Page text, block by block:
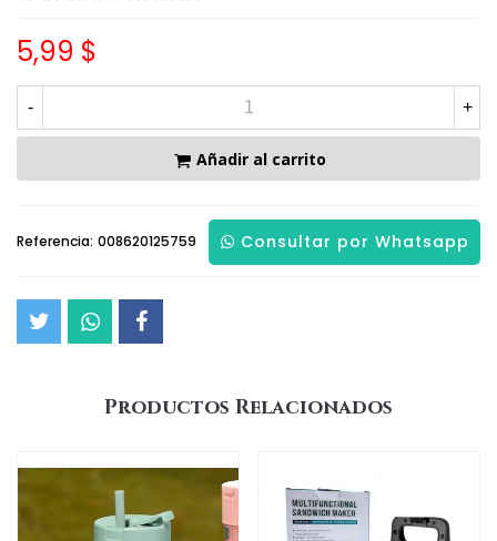
5,99 $
- +
Añadir al carrito
Referencia: 008620125759 Consultar por Whatsapp
Productos Relacionados